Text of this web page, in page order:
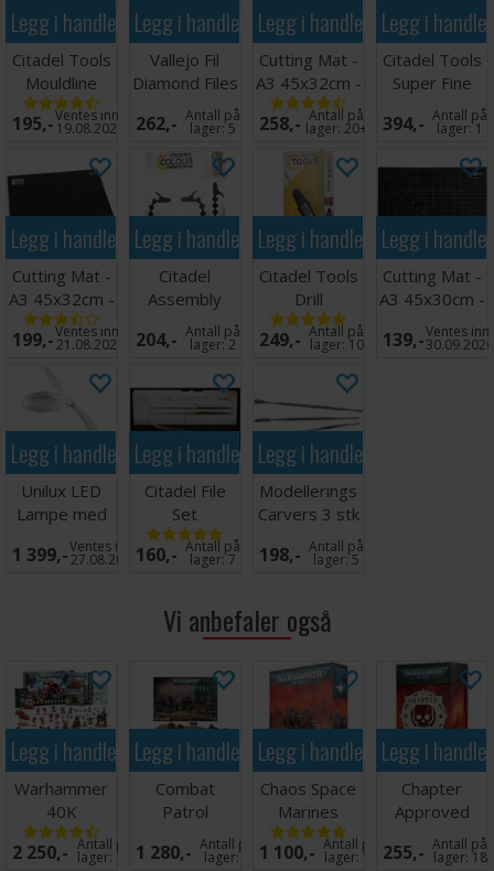
Legg i handlekurven
Citadel Tools
Mouldline
Remover
195,-Ventes inn
19.08.2026
Legg i handlekurven
Vallejo Fil
Diamond Files
- 5 stk
262,- Antall på
lager:5
Legg i handlekurven
Cutting Mat -
A3 45x32cm -
Grønn
258,- Antall på
lager:20+
Legg i
Citadel Tools
Super Fine
Detail Cutters
394,- Antall på
lager:1
Legg i handlekurven
Cutting Mat -
A3 45x32cm -
Sort
199,-Ventes inn
21.08.2026
Legg i handlekurven
Citadel
Assembly
Stand v2
204,- Antall på
lager:2
Legg i handlekurven
Citadel Tools
Drill
249,- Antall på
lager: 10
Legg i
Cutting Mat -
A3 45x30cm -
Sort
139,-Ventes inn
30.09.2026
Legg i handlekurven
Unilux LED
Lampe med
1 399,-Ventes inn
27.08.2026
Legg i handlekurven
Citadel File
Set
160,- Antall på
lager:7
Legg i handlekurven
Modellerings
Carvers 3 stk
- Tosidige
198,- Antall på
lager:5
Vi anbefaler også
Legg i handlekurven
Warhammer
40K
Armageddon
2 250,- Antall på
lager: 19
Legg i handlekurven
Combat
Patrol
Battlezone
1 280,- Antall på
lager:
Legg i handlekurven
Chaos Space
Marines
Defiler
1 100,- Antall på
lager: 12
Legg i
Chapter
Approved
Mission Deck
2026-27
255,- Antall på
lager: 18